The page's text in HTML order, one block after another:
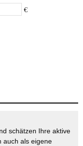
€
schätzen Ihre aktive
auch als eigene